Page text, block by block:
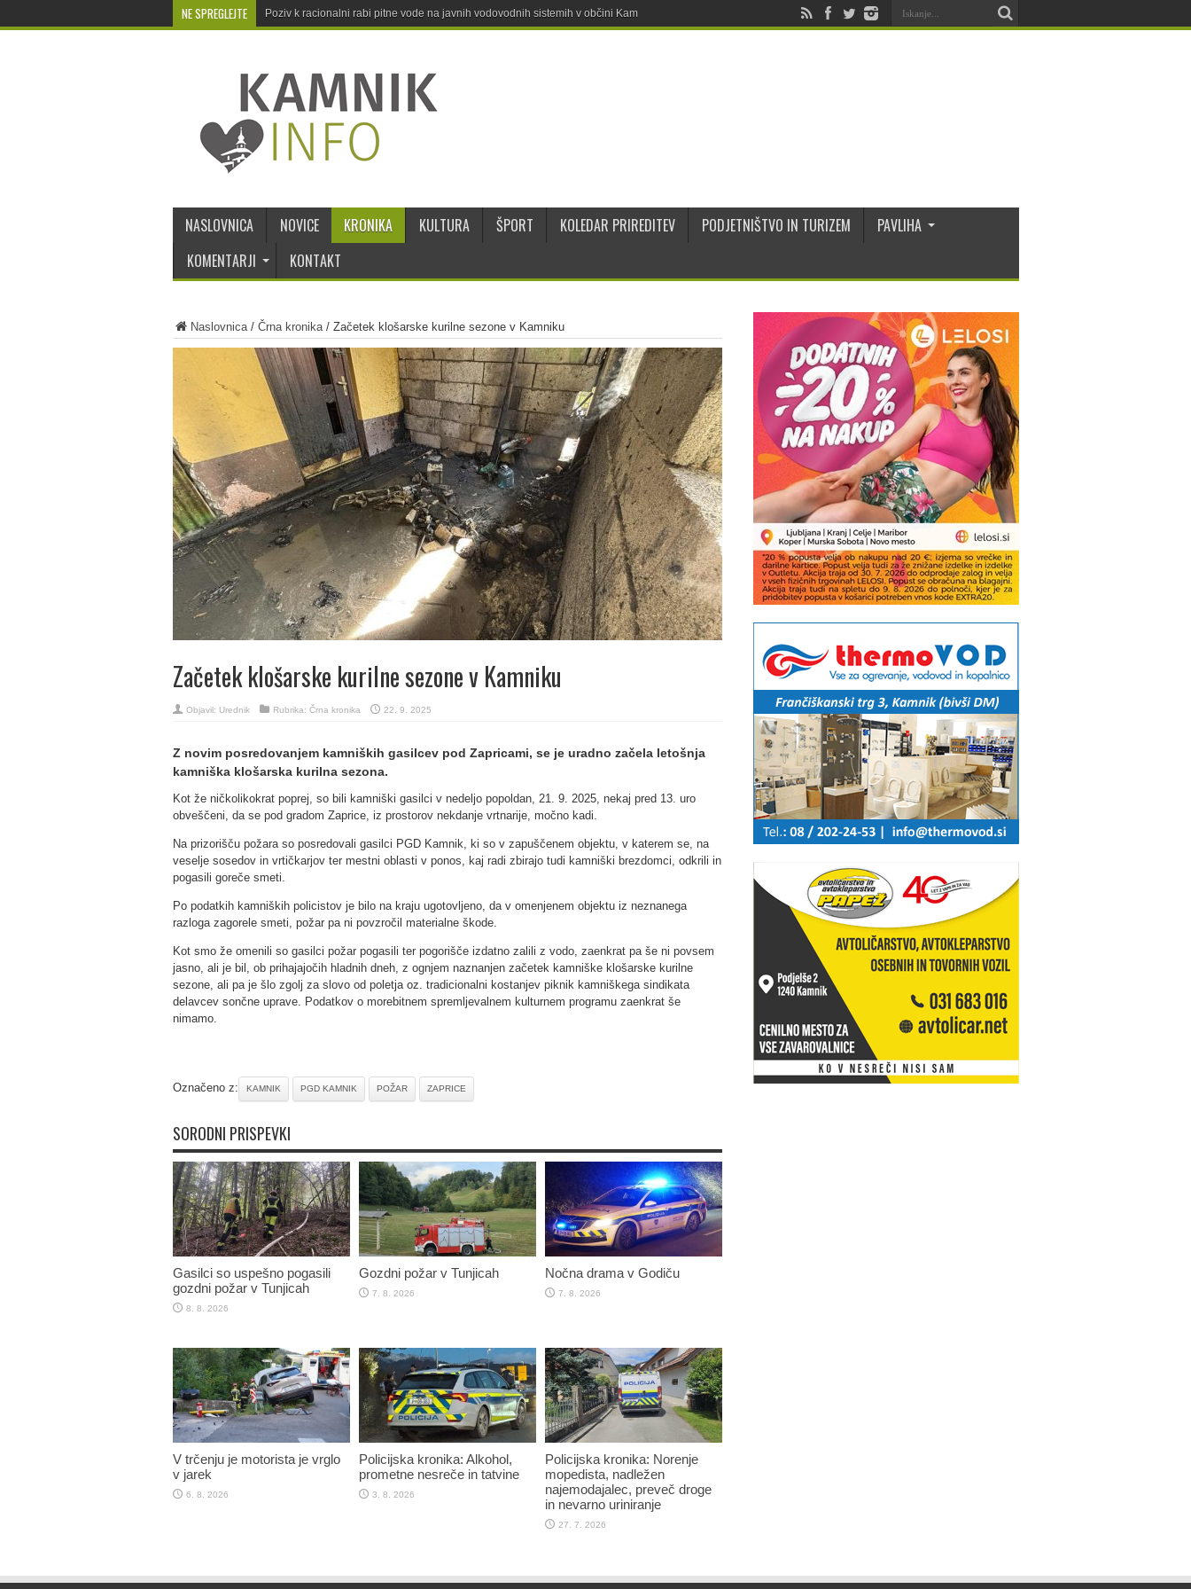
NE SPREGLEJTE Poziv k racionalni rabi pitne vode na javnih vodovodnih sistemih v občini Kamnik
NASLOVNICA NOVICE KRONIKA KULTURA ŠPORT KOLEDAR PRIREDITEV PODJETNIŠTVO IN TURIZEM
PAVLIHA
KOMENTARJI
KONTAKT
Naslovnica/ Črna kronika/ Začetek klošarske kurilne sezone v Kamniku
Začetek klošarske kurilne sezone v Kamniku
Objavil: Urednik Rubrika: Črna kronika 22. 9. 2025
Z novim posredovanjem kamniških gasilcev pod Zapricami, se je uradno začela letošnja
kamniška klošarska kurilna sezona.
Kot že ničkolikokrat poprej, so bili kamniški gasilci v nedeljo popoldan, 21. 9. 2025, nekaj pred 13. uro
obveščeni, da se pod gradom Zaprice, iz prostorov nekdanje vrtnarije, močno kadi.
Na prizorišču požara so posredovali gasilci PGD Kamnik, ki so v zapuščenem objektu, v katerem se, na
veselje sosedov in vrtičkarjov ter mestni oblasti v ponos, kaj radi zbirajo tudi kamniški brezdomci, odkrili in
pogasili goreče smeti.
Po podatkih kamniških policistov je bilo na kraju ugotovljeno, da v omenjenem objektu iz neznanega
razloga zagorele smeti, požar pa ni povzročil materialne škode.
Kot smo že omenili so gasilci požar pogasili ter pogorišče izdatno zalili z vodo, zaenkrat pa še ni povsem
jasno, ali je bil, ob prihajajočih hladnih dneh, z ognjem naznanjen začetek kamniške klošarske kurilne
sezone, ali pa je šlo zgolj za slovo od poletja oz. tradicionalni kostanjev piknik kamniškega sindikata
delavcev sončne uprave. Podatkov o morebitnem spremljevalnem kulturnem programu zaenkrat še
nimamo.
Označeno z: KAMNIK PGD KAMNIK POŽAR ZAPRICE
SORODNI PRISPEVKI
Gasilci so uspešno pogasili
gozdni požar v Tunjicah
8. 8. 2026
Gozdni požar v Tunjicah
7. 8. 2026
Nočna drama v Godiču
7. 8. 2026
V trčenju je motorista je vrglo
v jarek
6. 8. 2026
Policijska kronika: Alkohol,
prometne nesreče in tatvine
3. 8. 2026
Policijska kronika: Norenje
mopedista, nadležen
najemodajalec, preveč droge
in nevarno uriniranje
27. 7. 2026